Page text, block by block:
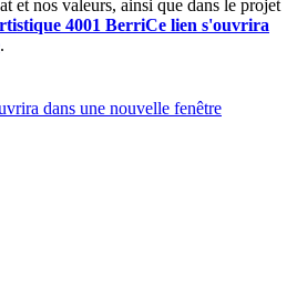
et nos valeurs, ainsi que dans le projet
4001 BerriCe lien s'ouvrira
.
dans une nouvelle fenêtre